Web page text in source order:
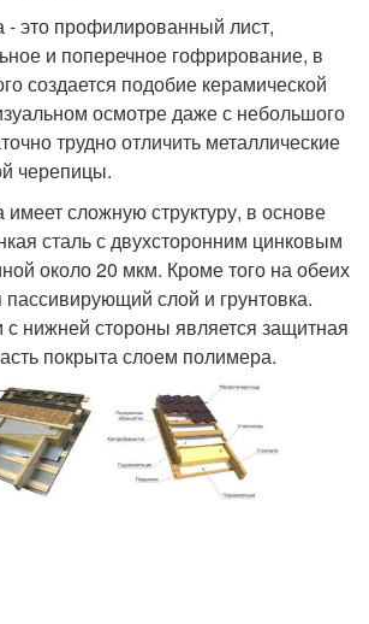
- это профилированный лист,
и поперечное гофрирование, в
создается подобие керамической
осмотре даже с небольшого
трудно отличить металлические
черепицы.
сложную структуру, в основе
сталь с двухсторонним цинковым
около 20 мкм. Кроме того на обеих
пассивирующий слой и грунтовка.
нижней стороны является защитная
покрыта слоем полимера.